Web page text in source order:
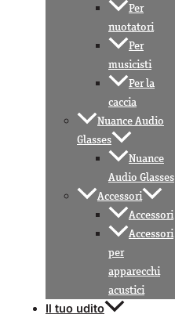
Per
nuotatori
Per
musicisti
Per la
caccia
Nuance Audio
Glasses
Nuance
Audio Glasses
Accessori
Accessori
Accessori
per
apparecchi
acustici
Il tuo udito